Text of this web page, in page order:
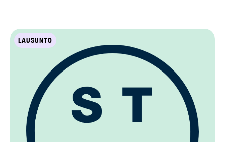
LAUSUNTO